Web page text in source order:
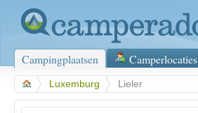
Campingplaatsen Camperlocaties
Luxemburg Lieler